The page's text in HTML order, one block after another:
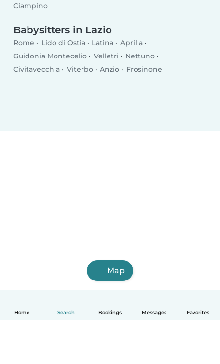
Home Search Bookings Messages Favorites
Ciampino
Babysitters in Lazio
Rome Lido di Ostia Latina
Aprilia
Guidonia Montecelio
Velletri
Nettuno
Civitavecchia
Viterbo Anzio Frosinone
Map